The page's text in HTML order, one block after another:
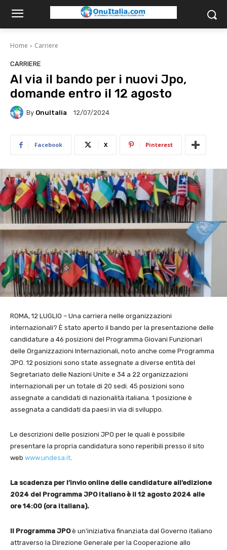
Home Carriere
CARRIERE
Al via il bando per i nuovi Jpo,
domande entro il 12 agosto
By OnuItalia 12/07/2024
Facebook X Pinterest
ROMA, 12 LUGLIO – Una carriera nelle organizzazioni
internazionali? È stato aperto il bando per la presentazione delle
candidature a 46 posizioni del Programma Giovani Funzionari
delle Organizzazioni Internazionali, noto anche come Programma
JPO. 12 posizioni sono state assegnate a diverse entità del
Segretariato delle Nazioni Unite e 34 a 22 organizzazioni
internazionali per un totale di 20 sedi. 45 posizioni sono
assegnate a candidati di nazionalità italiana. 1 posizione è
assegnata a candidati da paesi in via di sviluppo.
Le descrizioni delle posizioni JPO per le quali è possibile
presentare la propria candidatura sono reperibili presso il sito
web www.undesa.it.
La scadenza per l’invio online delle candidature all’edizione
2024 del Programma JPO italiano è il 12 agosto 2024 alle
ore 14:00 (ora italiana).
Il Programma JPOè un’iniziativa finanziata dal Governo italiano
attraverso la Direzione Generale per la Cooperazione allo